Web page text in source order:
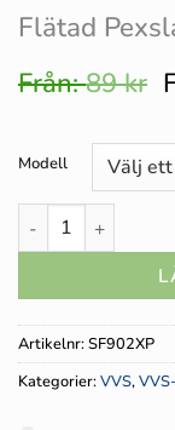
Flätad
Från:89kr
Modell
Flätad Pexslang 2-
Artikelnr:SF902XP
Kategorier:VVS,